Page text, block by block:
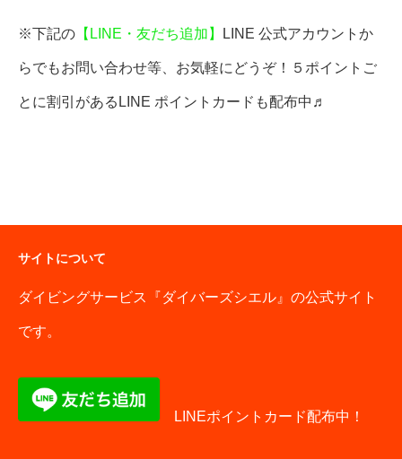
※下記の 【LINE・友だち追加】 LINE 公式アカウントか
らでもお問い合わせ等、お気軽にどうぞ！５ポイントご
とに割引があるLINE ポイントカードも配布中♬
サイトについて
ダイビングサービス『ダイバーズシエル』の公式サイト
です。
LINEポイントカード配布中！